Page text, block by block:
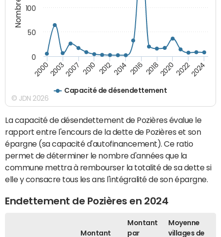
Capacité de désendettement
200020032007 2010 20122014 2016 2018202020222024
0
50
100
© JDN 2026
La capacité de désendettement de Pozières évalue le
rapport entre l'encours de la dette de Pozières et son
épargne (sa capacité d'autofinancement). Ce ratio
permet de déterminer le nombre d'années que la
commune mettra à rembourser la totalité de sa dette si
elle y consacre tous les ans l'intégralité de son épargne.
Endettement de Pozières en 2024
Montant
Montant
par
Moyenne
villages de